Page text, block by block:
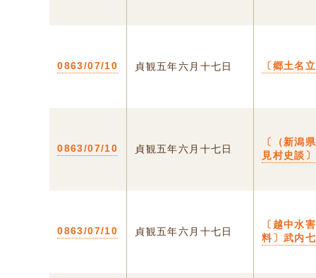
0863/07/10 貞観五年六月十七日 〔郷土名
0863/07/10 貞観五年六月十七日
〔（新潟
見村史談〕
0863/07/10 貞観五年六月十七日
〔越中水
料〕武内